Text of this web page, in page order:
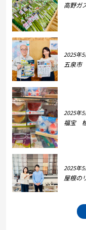
高野
2025年
五泉
2025年
福宝
2025年5
屋根の